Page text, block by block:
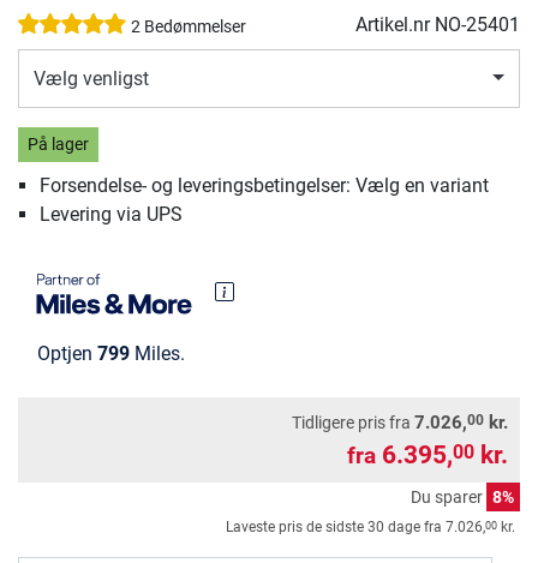
2 Bedømmelser Artikel.nr NO-25401
Vælg venligst
På lager
Forsendelse- og leveringsbetingelser: Vælg en variant
Levering via UPS
Optjen 799 Miles.
Tidligere pris fra 7.026,00 kr.
fra 6.395,00 kr.
Du sparer 8%
Laveste pris de sidste 30 dage fra 7.026,00 kr.